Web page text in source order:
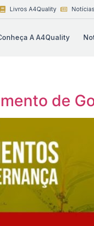
Livros A4Quality
A A4Quality
de